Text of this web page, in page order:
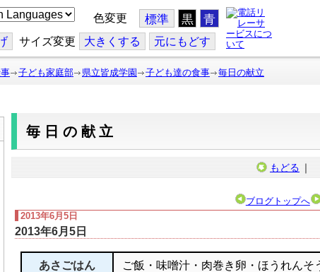
色変更 標準 黒 青
サイズ変更 大きくする 元にもどす
子ども家庭部 県立皆成学園 子ども達の食事 毎日の献立
毎日の献立
もどる ｜
ブログトップへ
2013年6月5日
2013年6月5日
あさごはん ご飯・味噌汁・肉巻き卵・ほうれんそ